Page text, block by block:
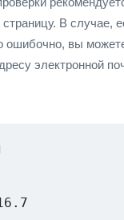
В случае,
ошибочно, вы
электронной